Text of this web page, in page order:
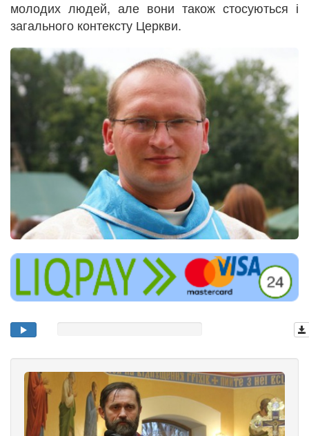
молодих людей, але вони також стосуються і
загального контексту Церкви.